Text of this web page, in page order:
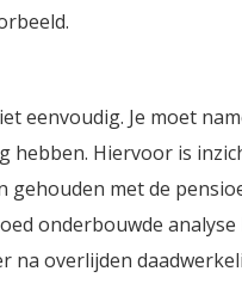
eenvoudig. Je moet
hebben. Hiervoor is
met de
onderbouwde
na overlijden